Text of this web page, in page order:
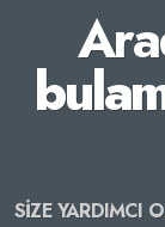
SİZE YARDIMCI